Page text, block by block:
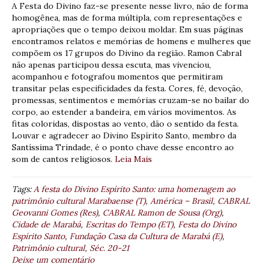
A Festa do Divino faz-se presente nesse livro, não de forma
homogênea, mas de forma múltipla, com representações e
apropriações que o tempo deixou moldar. Em suas páginas
encontramos relatos e memórias de homens e mulheres que
compõem os 17 grupos do Divino da região. Ramon Cabral
não apenas participou dessa escuta, mas vivenciou,
acompanhou e fotografou momentos que permitiram
transitar pelas especificidades da festa. Cores, fé, devoção,
promessas, sentimentos e memórias cruzam-se no bailar do
corpo, ao estender a bandeira, em vários movimentos. As
fitas coloridas, dispostas ao vento, dão o sentido da festa.
Louvar e agradecer ao Divino Espírito Santo, membro da
Santíssima Trindade, é o ponto chave desse encontro ao
som de cantos religiosos. Leia Mais
Tags:A festa do Divino Espírito Santo: uma homenagem ao
patrimônio cultural Marabaense (T), América – Brasil, CABRAL
Geovanni Gomes (Res), CABRAL Ramon de Sousa (Org),
Cidade de Marabá, Escritas do Tempo (ET), Festa do Divino
Espírito Santo, Fundação Casa da Cultura de Marabá (E),
Patrimônio cultural, Séc. 20-21
Deixe um comentário